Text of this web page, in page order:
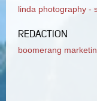
linda photography -
REDACTION
boomerang